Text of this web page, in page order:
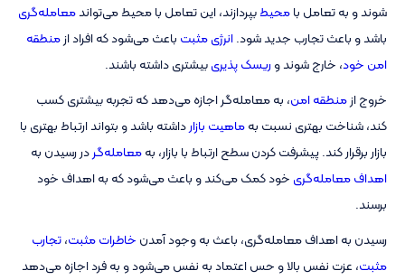
شوند و به تعامل بامحیطبپردازند، این تعامل با محیط می‌تواندمعامله‌گری
باشد و باعث تجارب جدید شود.انرژی مثبت باعث می‌شود که افراد ازمنطقه
امن خود، خارج شوند وریسک پذیریبیشتری داشته باشند.
خروج ازمنطقه امن، به معامله‌گر اجازه می‌دهد که تجربه بیشتری کسب
کند، شناخت بهتری نسبت بهماهیت بازارداشته باشد و بتواند ارتباط بهتری با
بازار برقرار کند. پیشرفت کردن سطح ارتباط با بازار، بهمعامله‌گردر رسیدن به
اهداف معامله‌گری خود کمک می‌کند و باعث می‌شود که به اهداف خود
برسند.
رسیدن به اهداف معامله‌گری، باعث به وجود آمدن خاطرات مثبت،تجارب
مثبت، عزت نفس بالا و حس اعتماد به نفس می‌شود و به فرد اجازه می‌دهد